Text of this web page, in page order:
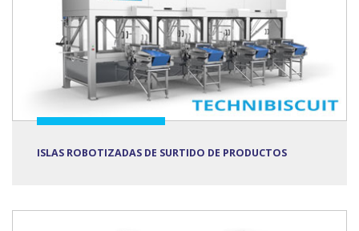
ISLAS ROBOTIZADAS DE SURTIDO DE PRODUCTOS